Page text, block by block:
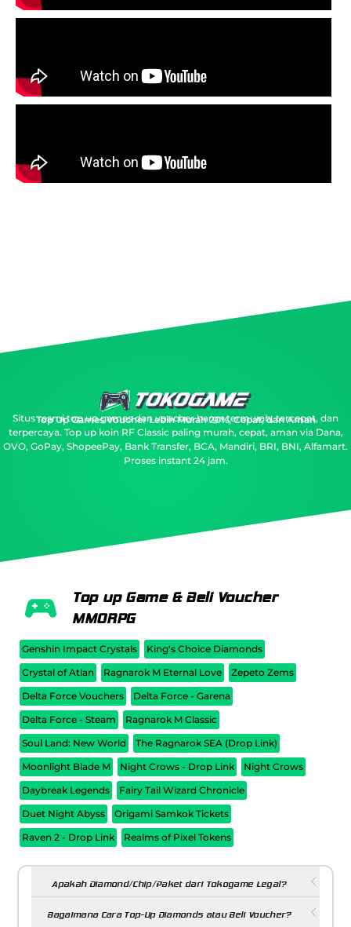
Top Up Games Voucher Lebih Murah 20%, Cepat, dan Aman
Situs resmi top up games dan voucher harga termurah, tercepat, dan
terpercaya. Top up koin RF Classic paling murah, cepat, aman via Dana,
OVO, GoPay, ShopeePay, Bank Transfer, BCA, Mandiri, BRI, BNI, Alfamart.
Proses instant 24 jam.
Top up Game & Beli Voucher
MMORPG
Genshin Impact Crystals
King's Choice Diamonds
Crystal of Atlan
Ragnarok M Eternal Love
Zepeto Zems
Delta Force Vouchers
Delta Force - Garena
Delta Force - Steam
Ragnarok M Classic
Soul Land: New World
The Ragnarok SEA (Drop Link)
Moonlight Blade M
Night Crows - Drop Link
Night Crows
Daybreak Legends
Fairy Tail Wizard Chronicle
Duet Night Abyss
Origami Samkok Tickets
Raven 2 - Drop Link
Realms of Pixel Tokens
Apakah Diamond/Chip/Paket dari Tokogame Legal?
Bagaimana Cara Top-Up Diamonds atau Beli Voucher?